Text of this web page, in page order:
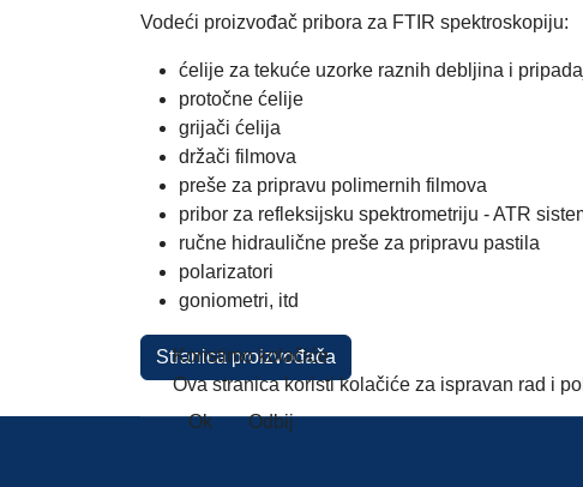
Vodeći proizvođač pribora za FTIR spektroskopiju:
ćelije za tekuće uzorke raznih debljina i
protočne ćelije
grijači ćelija
držači filmova
preše za pripravu polimernih filmova
pribor za refleksijsku spektrometriju - ATR
ručne hidraulične preše za pripravu pastila
polarizatori
goniometri, itd
Stranica proizvođača
Koristimo kolačiće
Ova stranica koristi kolačiće za ispravan rad i
Ok
Odbij